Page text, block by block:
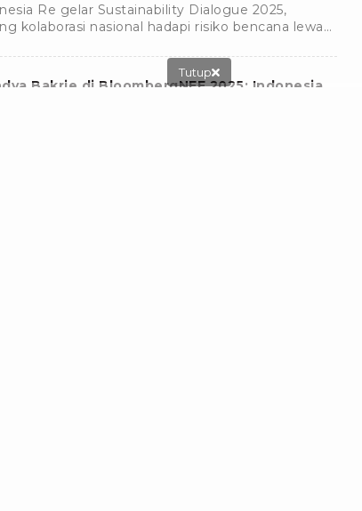
Re gelar Sustainability Dialogue 2025,
kolaborasi nasional hadapi risiko bencana lewat
Bakrie di BloombergNEF 2025: Indonesia
Tutup